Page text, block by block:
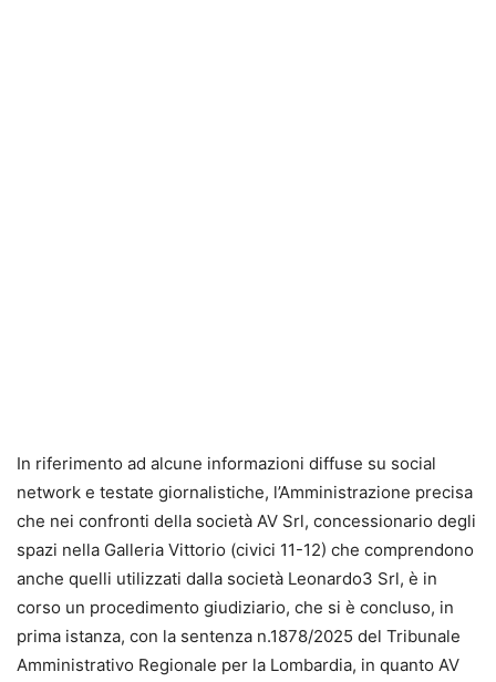
In riferimento ad alcune informazioni diffuse su social
network e testate giornalistiche, l’Amministrazione precisa
che nei confronti della società AV Srl, concessionario degli
spazi nella Galleria Vittorio (civici 11-12) che comprendono
anche quelli utilizzati dalla società Leonardo3 Srl, è in
corso un procedimento giudiziario, che si è concluso, in
prima istanza, con la sentenza n.1878/2025 del Tribunale
Amministrativo Regionale per la Lombardia, in quanto AV